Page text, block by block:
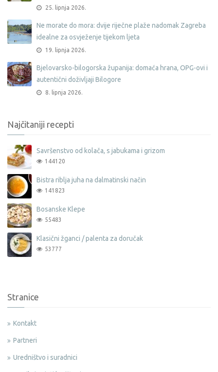
25. lipnja 2026.
Ne morate do mora: dvije riječne plaže nadomak Zagreba
idealne za osvježenje tijekom ljeta
19. lipnja 2026.
Bjelovarsko-bilogorska županija: domaća hrana, OPG-ovi i
autentični doživljaji Bilogore
8. lipnja 2026.
Najčitaniji recepti
Savršenstvo od kolača, s jabukama i grizom
144120
Bistra riblja juha na dalmatinski način
141823
Bosanske Klepe
55483
Klasični žganci / palenta za doručak
53777
Stranice
Kontakt
Partneri
Uredništvo i suradnici